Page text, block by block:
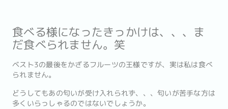
食べる様になったきっかけは、、、ま
だ食べられません。笑
ベスト3の最後をかざるフルーツの王様ですが、実は私は食べ
られません。
どうしてもあの匂いが受け入れられず、、、匂いが苦手な方は
多くいらっしゃるのではないでしょうか。